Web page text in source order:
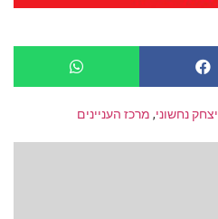
יצחק נחשוני, מרכז העניינים